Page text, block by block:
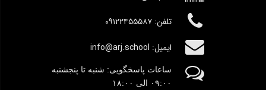
تلفن: ۰۹۱۲۲۴۵۵۵۸۷
ایمیل: info@arj.school
ساعات پاسخگویی: شنبه تا پنجشنبه
٠۹:۰۰ الی ١٨:٠٠